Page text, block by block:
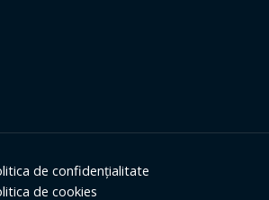
de confidențialitate
de cookies